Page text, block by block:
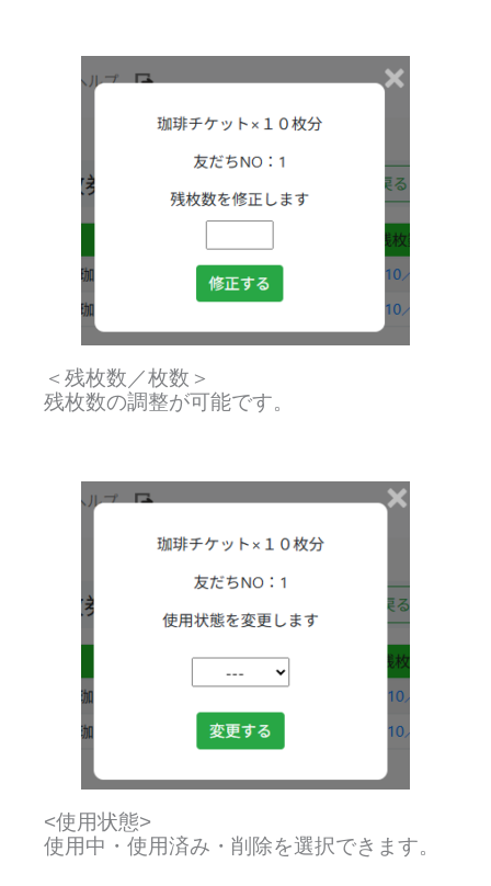
＜残枚数／枚数＞
残枚数の調整が可能です。
<使用状態>
使用中・使用済み・削除を選択できます。